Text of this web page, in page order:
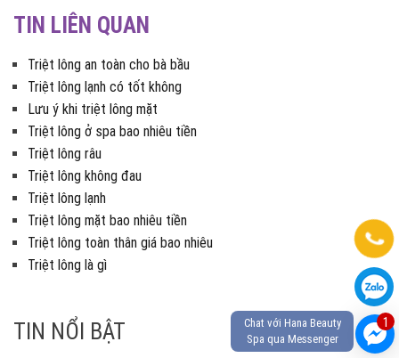
TIN LIÊN QUAN
Triệt lông an toàn cho bà bầu
Triệt lông lạnh có tốt không
Lưu ý khi triệt lông mặt
Triệt lông ở spa bao nhiêu tiền
Triệt lông râu
Triệt lông không đau
Triệt lông lạnh
Triệt lông mặt bao nhiêu tiền
Triệt lông toàn thân giá bao nhiêu
Triệt lông là gì
TIN NỔI BẬT 1
Chat với Hana Beauty
Spa qua Messenger